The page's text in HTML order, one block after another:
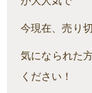
今現在、売り
気になられた
ください！